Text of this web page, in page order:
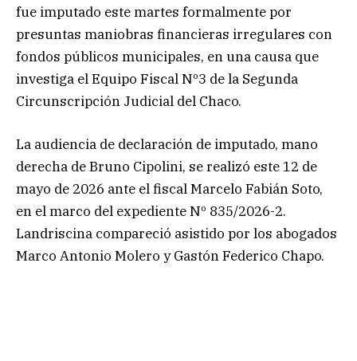
fue imputado este martes formalmente por
presuntas maniobras financieras irregulares con
fondos públicos municipales, en una causa que
investiga el Equipo Fiscal Nº3 de la Segunda
Circunscripción Judicial del Chaco.
La audiencia de declaración de imputado, mano
derecha de Bruno Cipolini, se realizó este 12 de
mayo de 2026 ante el fiscal Marcelo Fabián Soto,
en el marco del expediente Nº 835/2026-2.
Landriscina compareció asistido por los abogados
Marco Antonio Molero y Gastón Federico Chapo.